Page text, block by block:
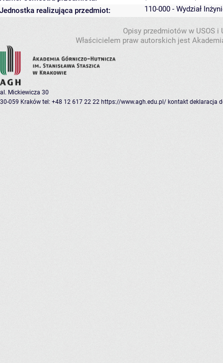
Jednostka realizująca przedmiot:
110-000 - Wydział
Opisy przedmiotów w USOS
Właścicielem praw autorskich jest
al. Mickiewicza 30
30-059 Kraków tel: +48 12 617 22 22 https://www.agh.edu.pl/ kontakt deklaracja